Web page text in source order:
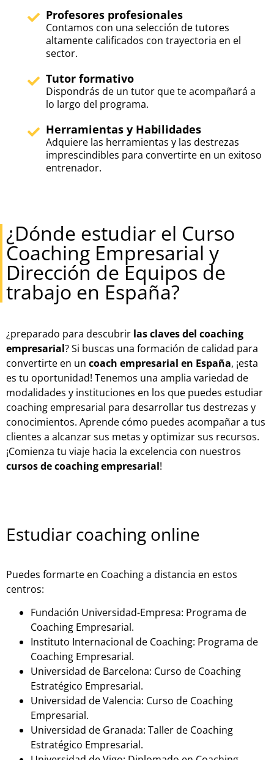
Profesores profesionales
Contamos con una selección de tutores
altamente calificados con trayectoria en el
sector.
Tutor formativo
Dispondrás de un tutor que te acompañará a
lo largo del programa.
Herramientas y Habilidades
Adquiere las herramientas y las destrezas
imprescindibles para convertirte en un exitoso
entrenador.
¿Dónde estudiar el Curso
Coaching Empresarial y
Dirección de Equipos de
trabajo en España?
¿preparado para descubrir las claves del coaching
empresarial? Si buscas una formación de calidad para
convertirte en un coach empresarial en España, ¡esta
es tu oportunidad! Tenemos una amplia variedad de
modalidades y instituciones en los que puedes estudiar
coaching empresarial para desarrollar tus destrezas y
conocimientos. Aprende cómo puedes acompañar a tus
clientes a alcanzar sus metas y optimizar sus recursos.
¡Comienza tu viaje hacia la excelencia con nuestros
cursos de coaching empresarial!
Estudiar coaching online
Puedes formarte en Coaching a distancia en estos
centros:
Fundación Universidad-Empresa: Programa de
Coaching Empresarial.
Instituto Internacional de Coaching: Programa de
Coaching Empresarial.
Universidad de Barcelona: Curso de Coaching
Estratégico Empresarial.
Universidad de Valencia: Curso de Coaching
Empresarial.
Universidad de Granada: Taller de Coaching
Estratégico Empresarial.